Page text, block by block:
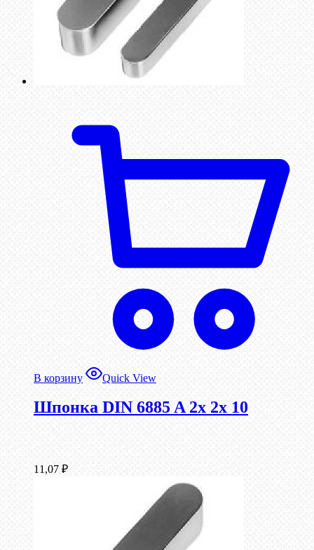
В корзину Quick View
Шпонка DIN 6885 A 2x 2x 10
11,07 ₽